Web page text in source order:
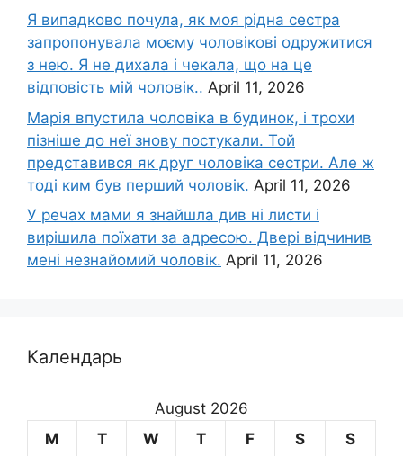
Я випадково почула, як моя рідна сестра
запропонувала моєму чоловікові одружитися
з нею. Я не дихала і чекала, що на це
відповість мій чоловік.. April 11, 2026
Марія впустила чоловіка в будинок, і трохи
пізніше до неї знову постукали. Той
представився як друг чоловіка сестри. Але ж
тоді ким був перший чоловік. April 11, 2026
У речах мами я знайшла див ні листи і
вирішила поїхати за адресою. Двері відчинив
мені незнайомий чоловік. April 11, 2026
Календарь
August 2026
M
T W T F S S